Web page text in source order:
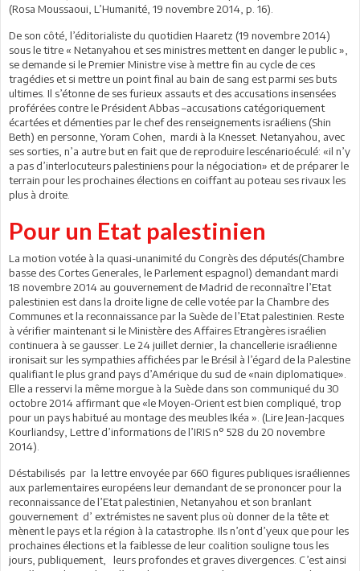
(Rosa Moussaoui, L’Humanité, 19 novembre 2014, p. 16).
De son côté, l’éditorialiste du quotidien Haaretz (19 novembre 2014)
sous le titre « Netanyahou et ses ministres mettent en danger le public »,
se demande si le Premier Ministre vise à mettre fin au cycle de ces
tragédies et si mettre un point final au bain de sang est parmi ses buts
ultimes. Il s’étonne de ses furieux assauts et des accusations insensées
proférées contre le Président Abbas –accusations catégoriquement
écartées et démenties par le chef des renseignements israéliens (Shin
Beth) en personne, Yoram Cohen, mardi à la Knesset. Netanyahou, avec
ses sorties, n’a autre but en fait que de reproduire lescénarioéculé: «il n’y
a pas d’interlocuteurs palestiniens pour la négociation» et de préparer le
terrain pour les prochaines élections en coiffant au poteau ses rivaux les
plus à droite.
Pour un Etat palestinien
La motion votée à la quasi-unanimité du Congrès des députés(Chambre
basse des Cortes Generales, le Parlement espagnol) demandant mardi
18 novembre 2014 au gouvernement de Madrid de reconnaître l’Etat
palestinien est dans la droite ligne de celle votée par la Chambre des
Communes et la reconnaissance par la Suède de l’Etat palestinien. Reste
à vérifier maintenant si le Ministère des Affaires Etrangères israélien
continuera à se gausser. Le 24 juillet dernier, la chancellerie israélienne
ironisait sur les sympathies affichées par le Brésil à l’égard de la Palestine
qualifiant le plus grand pays d’Amérique du sud de «nain diplomatique».
Elle a resservi la même morgue à la Suède dans son communiqué du 30
octobre 2014 affirmant que «le Moyen-Orient est bien compliqué, trop
pour un pays habitué au montage des meubles Ikéa ». (Lire Jean-Jacques
Kourliandsy, Lettre d’informations de l’IRIS n° 528 du 20 novembre
2014).
Déstabilisés par la lettre envoyée par 660 figures publiques israéliennes
aux parlementaires européens leur demandant de se prononcer pour la
reconnaissance de l’Etat palestinien, Netanyahou et son branlant
gouvernement d’ extrémistes ne savent plus où donner de la tête et
mènent le pays et la région à la catastrophe. Ils n’ont d’yeux que pour les
prochaines élections et la faiblesse de leur coalition souligne tous les
jours, publiquement, leurs profondes et graves divergences. C’est ainsi